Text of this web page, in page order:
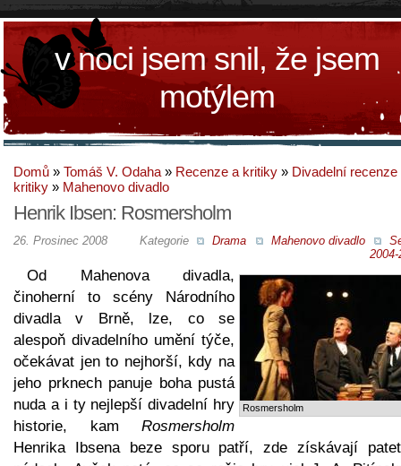
v noci jsem snil, že jsem
motýlem
Domů » Tomáš V. Odaha » Recenze a kritiky » Divadelní recenze
kritiky » Mahenovo divadlo
Henrik Ibsen: Rosmersholm
Kategorie Drama Mahenovo divadlo
2004-
26. Prosinec 2008
Rosmersholm
Od Mahenova divadla,
činoherní to scény Národního
divadla v Brně, lze, co se
alespoň divadelního umění týče,
očekávat jen to nejhorší, kdy na
jeho prknech panuje boha pustá
nuda a i ty nejlepší divadelní hry
historie, kam Rosmersholm
Henrika Ibsena beze sporu patří, zde získávají